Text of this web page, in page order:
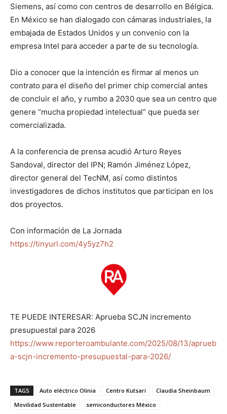
Siemens, así como con centros de desarrollo en Bélgica.
En México se han dialogado con cámaras industriales, la
embajada de Estados Unidos y un convenio con la
empresa Intel para acceder a parte de su tecnología.
Dio a conocer que la intención es firmar al menos un
contrato para el diseño del primer chip comercial antes
de concluir el año, y rumbo a 2030 que sea un centro que
genere “mucha propiedad intelectual” que pueda ser
comercializada.
A la conferencia de prensa acudió Arturo Reyes
Sandoval, director del IPN; Ramón Jiménez López,
director general del TecNM, así como distintos
investigadores de dichos institutos que participan en los
dos proyectos.
Con información de La Jornada
https://tinyurl.com/4y5yz7h2
TE PUEDE INTERESAR: Aprueba SCJN incremento
presupuestal para 2026
https://www.reporteroambulante.com/2025/08/13/aprueb
a-scjn-incremento-presupuestal-para-2026/
TAGS Auto eléctrico Olinia Centro Kutsari
Claudia Sheinbaum
Movilidad Sustentable
semiconductores México